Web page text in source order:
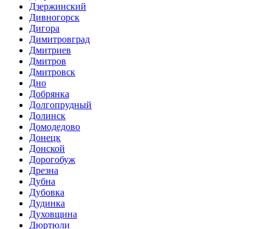
Дзержинский
Дивногорск
Дигора
Димитровград
Дмитриев
Дмитров
Дмитровск
Дно
Добрянка
Долгопрудный
Долинск
Домодедово
Донецк
Донской
Дорогобуж
Дрезна
Дубна
Дубовка
Дудинка
Духовщина
Дюртюли